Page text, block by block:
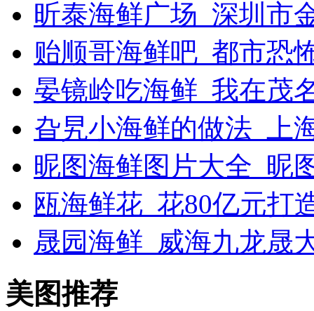
昕泰海鲜广场_深圳市
贻顺哥海鲜吧_都市恐
晏镜岭吃海鲜_我在茂
旮旯小海鲜的做法_上
昵图海鲜图片大全_昵
瓯海鲜花_花80亿元打
晟园海鲜_威海九龙晟
美图推荐